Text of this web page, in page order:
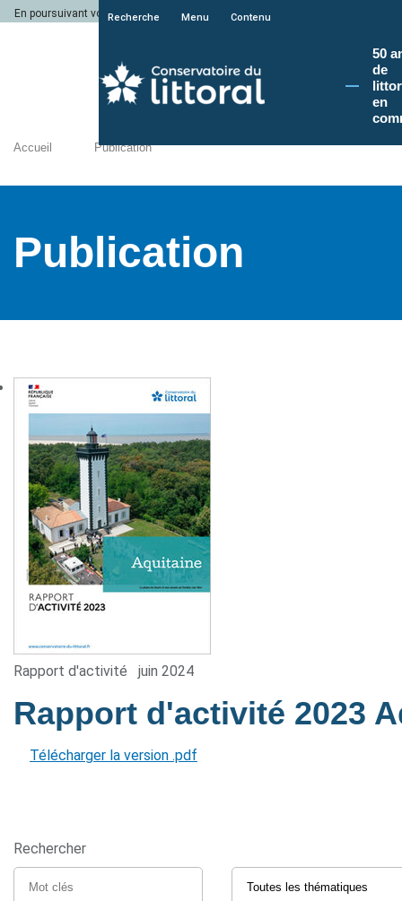
En poursuivant votre navigation sur le site du Conservatoire du littoral, vous
Recherche Menu Contenu
50
de
en
Accueil Publication
Publication
Rapport d'activité juin 2024
Rapport d'activité 2023
Télécharger la version .pdf
Rechercher